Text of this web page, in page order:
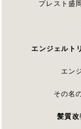
プレスト盛
エンジェルト
エン
その名
髪質改